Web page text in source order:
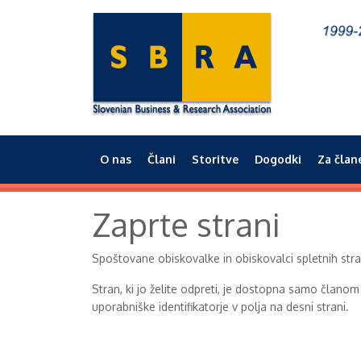
Main menu
O nas Člani Storitve Dogodki Za
Zaprte strani
Spoštovane obiskovalke in obiskovalci spletnih
Stran, ki jo želite odpreti, je dostopna samo
uporabniške identifikatorje v polja na desni strani.